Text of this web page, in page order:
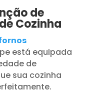
de
Cozinha
está equipada
de
sua cozinha